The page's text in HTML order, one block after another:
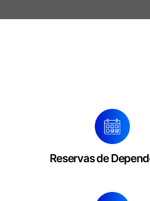
Reservas de
Reservas de Dependência
- Esportivas
- Unidades habitacionais